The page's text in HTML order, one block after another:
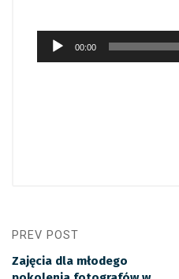
Odtwarzacz
plików
00:00
PREV POST
Zajęcia dla młodego